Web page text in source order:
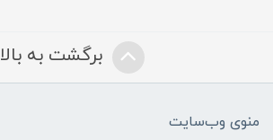
برگشت به بالا
منوی وب‌سایت